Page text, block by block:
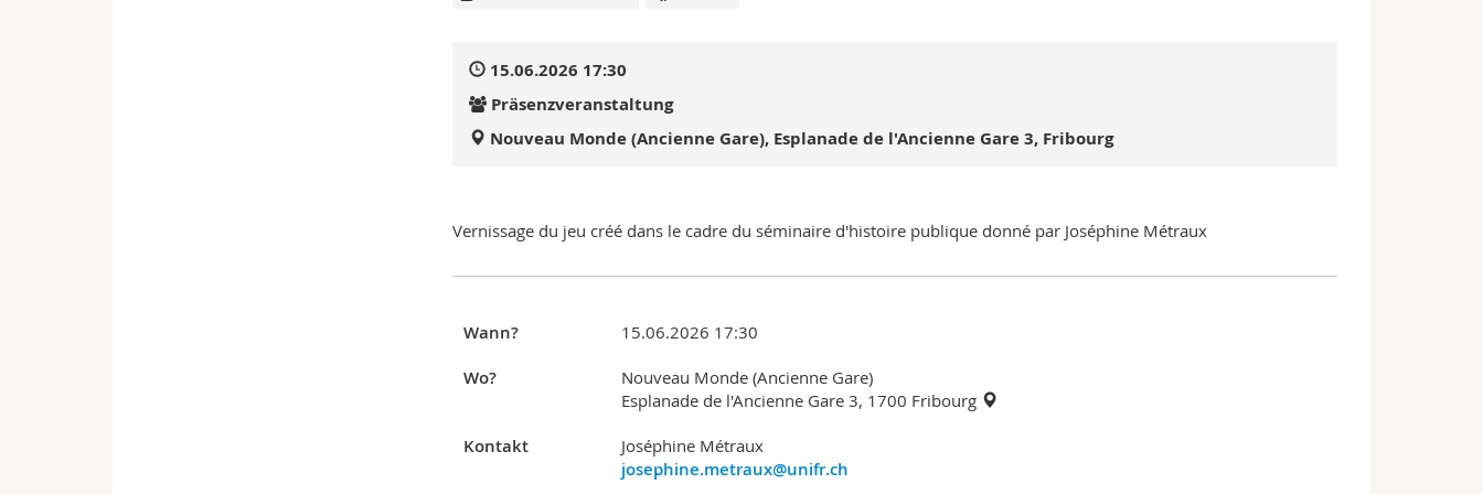
15.06.2026 17:30
Präsenzveranstaltung
Nouveau Monde (Ancienne Gare), Esplanade de l'Ancienne Gare 3, Fribourg
Vernissage du jeu créé dans le cadre du séminaire d'histoire publique donné par Joséphine Métraux
Wann? 15.06.2026 17:30
Wo?
Nouveau Monde (Ancienne Gare)
Esplanade de l'Ancienne Gare 3, 1700 Fribourg
Kontakt Joséphine Métraux
josephine.metraux@unifr.ch